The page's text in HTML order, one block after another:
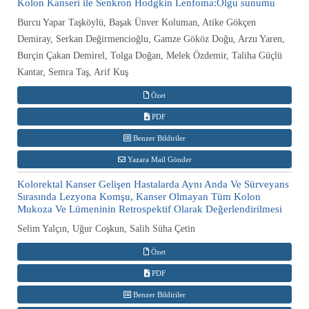
Kolon Kanseri ile Senkron Hodgkin Lenfoma:Olgu sunumu
Burcu Yapar Taşköylü, Başak Ünver Koluman, Atike Gökçen
Demiray, Serkan Değirmencioğlu, Gamze Gököz Doğu, Arzu Yaren,
Burçin Çakan Demirel, Tolga Doğan, Melek Özdemir, Taliha Güçlü
Kantar, Semra Taş, Arif Kuş
Özet
PDF
Benzer Bildiriler
Yazara Mail Gönder
Kolorektal Kanser Gelişen Hastalarda Aynı Anda Ve Sürveyans
Sırasında Lezyona Komşu, Kanser Olmayan Tüm Kolon
Mukoza Ve Lümeninin Retrospektif Olarak Değerlendirilmesi
Selim Yalçın, Uğur Coşkun, Salih Süha Çetin
Özet
PDF
Benzer Bildiriler